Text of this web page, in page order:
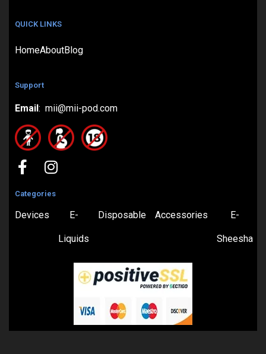
QUICK LINKS
HomeAboutBlog
Support
Email: mii@mii-pod.com
Categories
Devices E-
Liquids
Disposable Accessories E-
Sheesha